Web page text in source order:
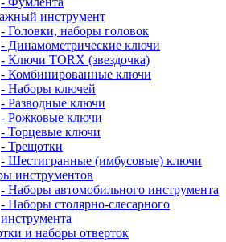
инструмент
- Головки, наборы головок
- Динамометрические ключи
- Ключи TORX (звездочка)
- Комбинированные ключи
- Наборы ключей
- Разводные ключи
- Рожковые ключи
- Торцевые ключи
- Трещотки
- Шестигранные (имбусовые) ключи
инструментов
- Наборы автомобильного инструмента
- Наборы столярно-слесарного
инструмента
и наборы отверток